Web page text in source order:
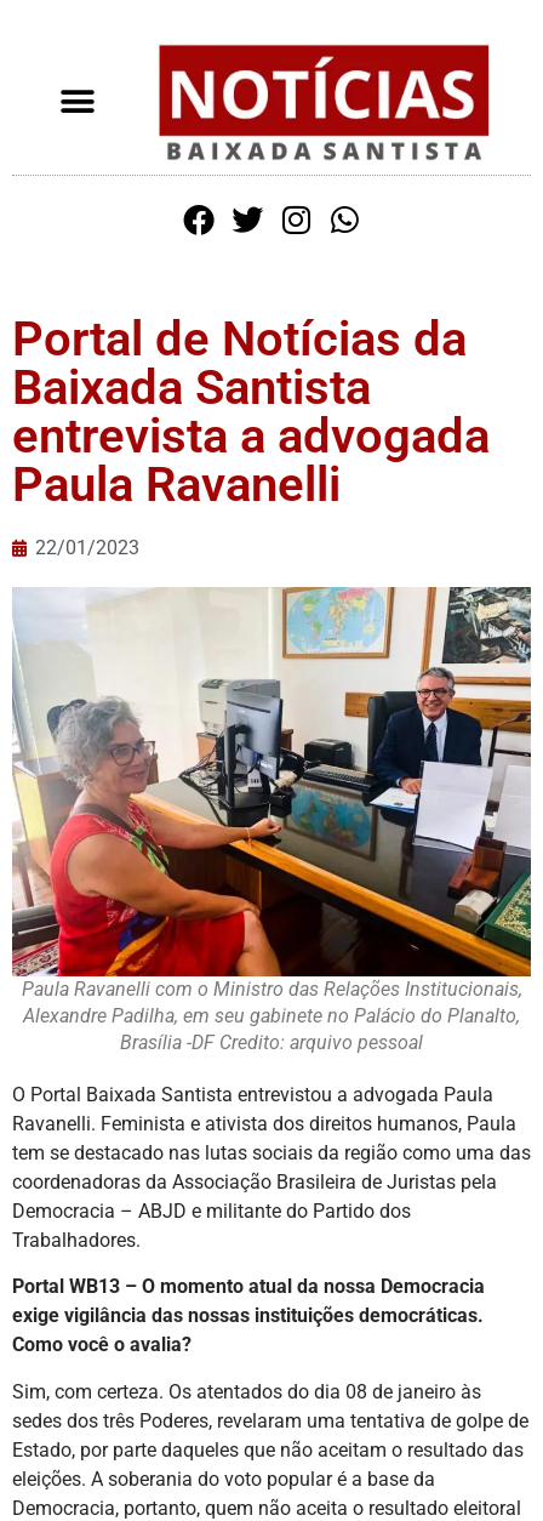
Portal de Notícias da
Baixada Santista
entrevista a advogada
Paula Ravanelli
22/01/2023
Paula Ravanelli com o Ministro das Relações Institucionais,
Alexandre Padilha, em seu gabinete no Palácio do Planalto,
Brasília -DF Credito: arquivo pessoal
O Portal Baixada Santista entrevistou a advogada Paula
Ravanelli. Feminista e ativista dos direitos humanos, Paula
tem se destacado nas lutas sociais da região como uma das
coordenadoras da Associação Brasileira de Juristas pela
Democracia – ABJD e militante do Partido dos
Trabalhadores.
Portal WB13 – O momento atual da nossa Democracia
exige vigilância das nossas instituições democráticas.
Como você o avalia?
Sim, com certeza. Os atentados do dia 08 de janeiro às
sedes dos três Poderes, revelaram uma tentativa de golpe de
Estado, por parte daqueles que não aceitam o resultado das
eleições. A soberania do voto popular é a base da
Democracia, portanto, quem não aceita o resultado eleitoral